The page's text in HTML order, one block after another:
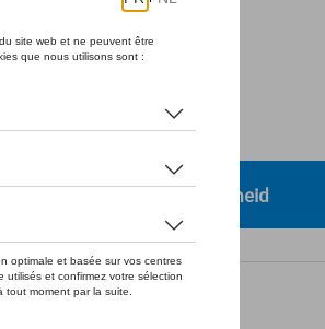
dealer voor beschikbaarheid